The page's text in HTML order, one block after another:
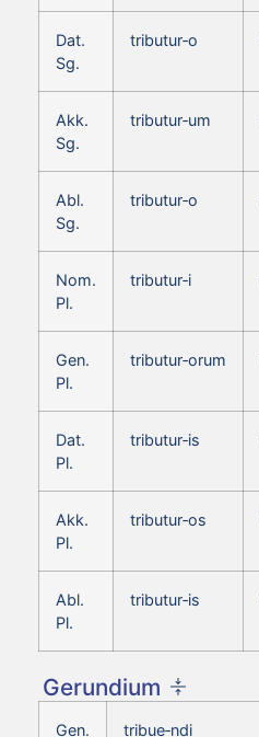
Dat.
Sg.
tributur‑o
Akk.
Sg.
tributur‑um
Abl.
Sg.
tributur‑o
Nom.
Pl.
tributur‑i
Gen.
Pl.
tributur‑orum
Dat.
Pl.
tributur‑is
Akk.
Pl.
tributur‑os
Abl.
Pl.
tributur‑is
Gerundium
Gen. tribue‑ndi